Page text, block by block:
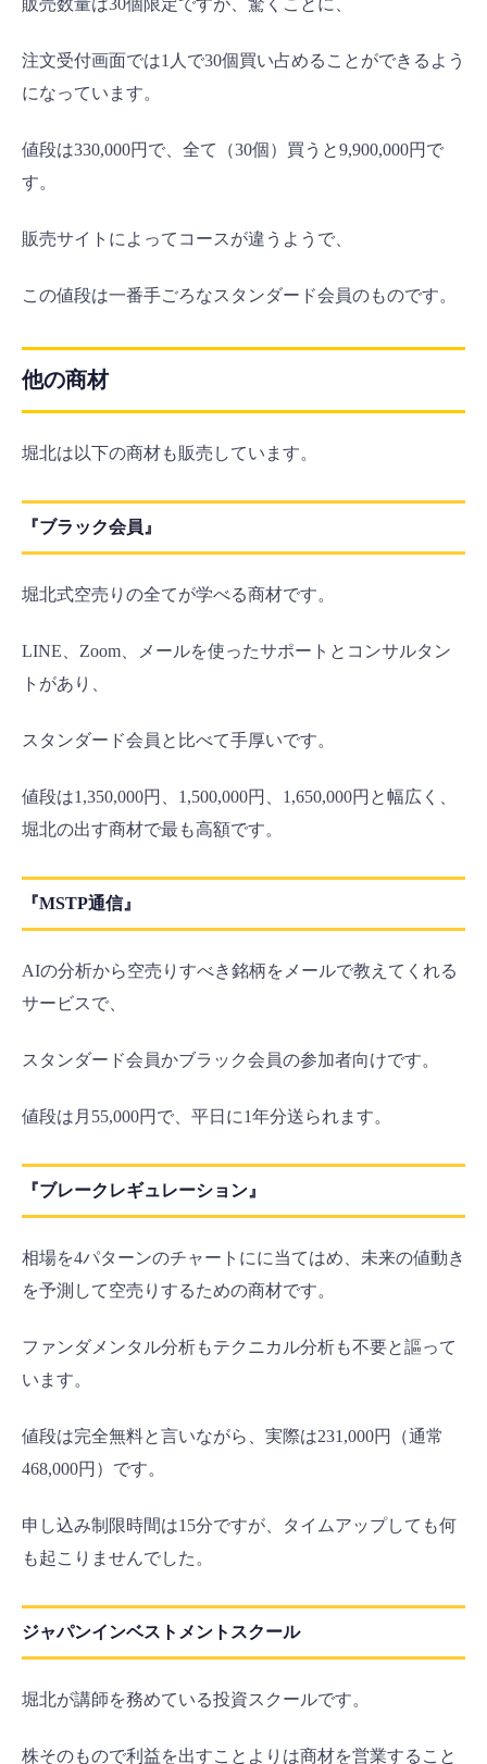
販売数量は30個限定ですが、驚くことに、
注文受付画面では1人で30個買い占めることができるよう
になっています。
値段は330,000円で、全て（30個）買うと9,900,000円で
す。
販売サイトによってコースが違うようで、
この値段は一番手ごろなスタンダード会員のものです。
他の商材
堀北は以下の商材も販売しています。
『ブラック会員』
堀北式空売りの全てが学べる商材です。
LINE、Zoom、メールを使ったサポートとコンサルタン
トがあり、
スタンダード会員と比べて手厚いです。
値段は1,350,000円、1,500,000円、1,650,000円と幅広く、
堀北の出す商材で最も高額です。
『MSTP通信』
AIの分析から空売りすべき銘柄をメールで教えてくれる
サービスで、
スタンダード会員かブラック会員の参加者向けです。
値段は月55,000円で、平日に1年分送られます。
『ブレークレギュレーション』
相場を4パターンのチャートにに当てはめ、未来の値動き
を予測して空売りするための商材です。
ファンダメンタル分析もテクニカル分析も不要と謳って
います。
値段は完全無料と言いながら、実際は231,000円（通常
468,000円）です。
申し込み制限時間は15分ですが、タイムアップしても何
も起こりませんでした。
ジャパンインベストメントスクール
堀北が講師を務めている投資スクールです。
株そのもので利益を出すことよりは商材を営業すること